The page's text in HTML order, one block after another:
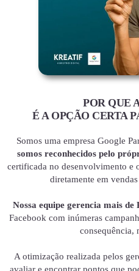
POR QUE
É A OPÇÃO CERTA
Somos uma empresa Google
somos reconhecidos pelo
certificada no desenvolvimento e
diretamente em
Nossa equipe gerencia mais de
Facebook com inúmeras
consequência,
A otimização realizada pelos
avaliar e encontrar pontos que